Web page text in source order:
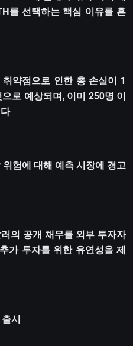
를 선택하는 핵심 이유를 흔
약점으로 인한 총 손실이 1
로 예상되며, 이미 250명 이
험에 대해 예측 시장에 경고
의 공개 채무를 외부 투자자
가 투자를 위한 유연성을 제
시